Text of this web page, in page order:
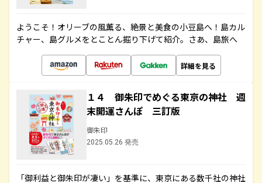
ようこそ！オリーブの風薫る、絶景と美食の小豆島へ！島カル
チャー、島グルメをとことん掘り下げて紹介。さあ、島旅へ
詳細を見る
１４ 御朱印でめぐる東京の神社 週
末開運さんぽ 三訂版
御朱印
2025.05.26 発売
「御利益と御朱印が凄い」を基準に、東京にある数千社の神社